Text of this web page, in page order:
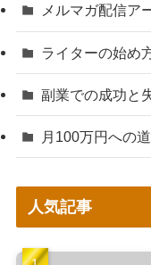
メルマガ配信ア
ライターの始め
副業での成功と
月100万円への道
人気記事